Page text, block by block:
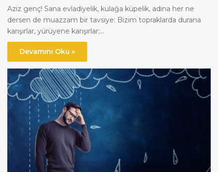
Aziz genç! Sana evladiyelik, kulağa küpelik, adına her ne
dersen de muazzam bir tavsiye: Bizim topraklarda durana
karışırlar, yürüyene karışırlar;…
Devamını Oku »